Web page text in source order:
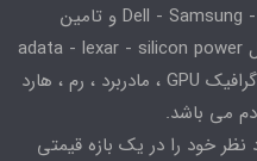
Lenovo ، مانیتور های متنوع Dell - Samsung - asus و تامین
کننده قطعاتی همچون هارد اکسترنال adata - lexar - silicon power
- ، سی پی یو CPU پردازنده ، کارت گرافیک GPU ، مادربرد ، رم ، هارد
می باشد.
نظر خود را در یک بازه قیمتی